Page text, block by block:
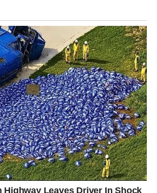
snažan susret sa osobom koja je
u vašem životu.
pokušavali sakriti sada izlaze na
nije nestala
intenzivni trenuci.